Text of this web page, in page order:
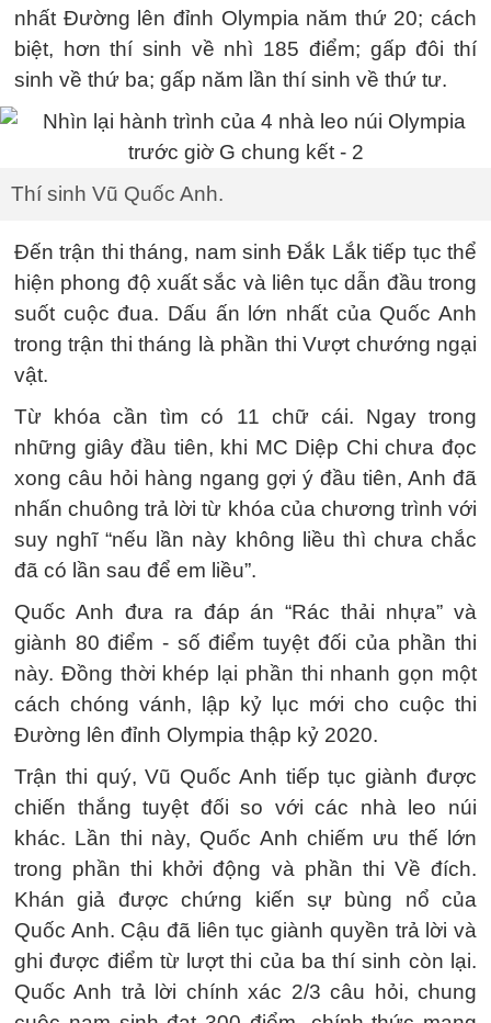
nhất Đường lên đỉnh Olympia năm thứ 20; cách
biệt, hơn thí sinh về nhì 185 điểm; gấp đôi thí
sinh về thứ ba; gấp năm lần thí sinh về thứ tư.
Thí sinh Vũ Quốc Anh.
Đến trận thi tháng, nam sinh Đắk Lắk tiếp tục thể
hiện phong độ xuất sắc và liên tục dẫn đầu trong
suốt cuộc đua. Dấu ấn lớn nhất của Quốc Anh
trong trận thi tháng là phần thi Vượt chướng ngại
vật.
Từ khóa cần tìm có 11 chữ cái. Ngay trong
những giây đầu tiên, khi MC Diệp Chi chưa đọc
xong câu hỏi hàng ngang gợi ý đầu tiên, Anh đã
nhấn chuông trả lời từ khóa của chương trình với
suy nghĩ “nếu lần này không liều thì chưa chắc
đã có lần sau để em liều”.
Quốc Anh đưa ra đáp án “Rác thải nhựa” và
giành 80 điểm - số điểm tuyệt đối của phần thi
này. Đồng thời khép lại phần thi nhanh gọn một
cách chóng vánh, lập kỷ lục mới cho cuộc thi
Đường lên đỉnh Olympia thập kỷ 2020.
Trận thi quý, Vũ Quốc Anh tiếp tục giành được
chiến thắng tuyệt đối so với các nhà leo núi
khác. Lần thi này, Quốc Anh chiếm ưu thế lớn
trong phần thi khởi động và phần thi Về đích.
Khán giả được chứng kiến sự bùng nổ của
Quốc Anh. Cậu đã liên tục giành quyền trả lời và
ghi được điểm từ lượt thi của ba thí sinh còn lại.
Quốc Anh trả lời chính xác 2/3 câu hỏi, chung